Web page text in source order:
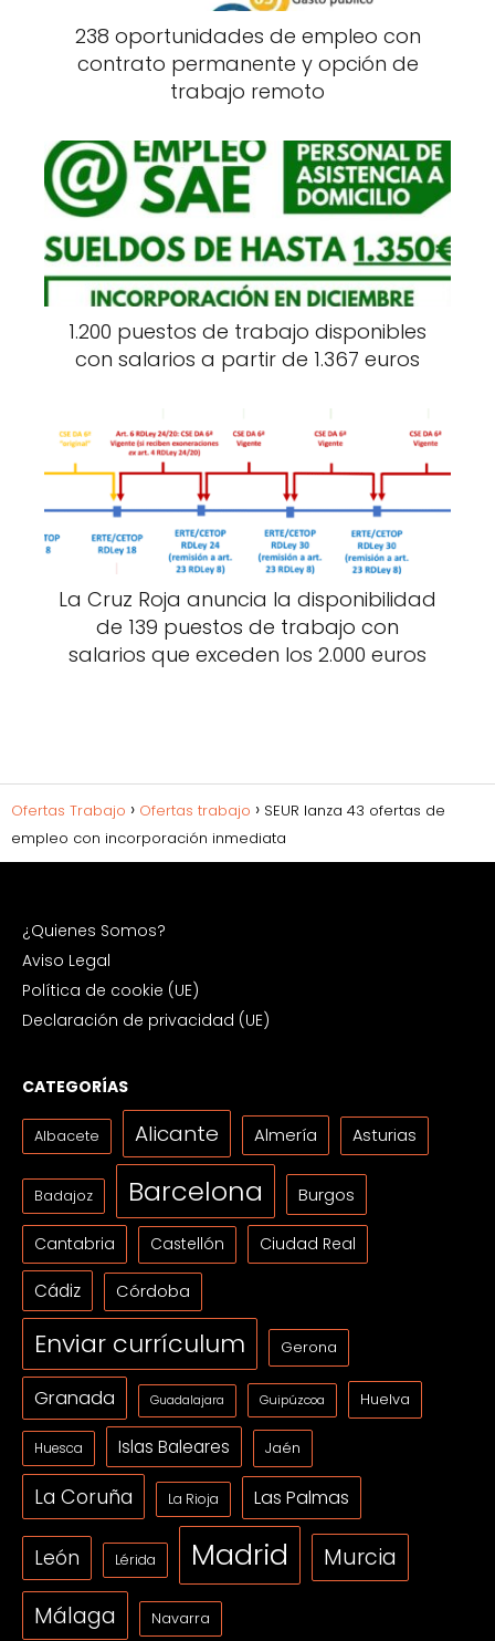
238 oportunidades de empleo con
contrato permanente y opción de
trabajo remoto
1.200 puestos de trabajo disponibles
con salarios a partir de 1.367 euros
La Cruz Roja anuncia la disponibilidad
de 139 puestos de trabajo con
salarios que exceden los 2.000 euros
Ofertas Trabajo Ofertas trabajo
SEUR lanza 43 ofertas de
empleo con incorporación inmediata
¿Quienes Somos?
Aviso Legal
Política de cookie (UE)
Declaración de privacidad (UE)
CATEGORÍAS
Albacete Alicante Almería Asturias
Badajoz Barcelona Burgos
Cantabria Castellón Ciudad Real
Cádiz Córdoba
Enviar currículum Gerona
Granada Guadalajara Guipúzcoa Huelva
Huesca Islas Baleares Jaén
La Coruña La Rioja Las Palmas
León Lérida Madrid Murcia
Málaga Navarra